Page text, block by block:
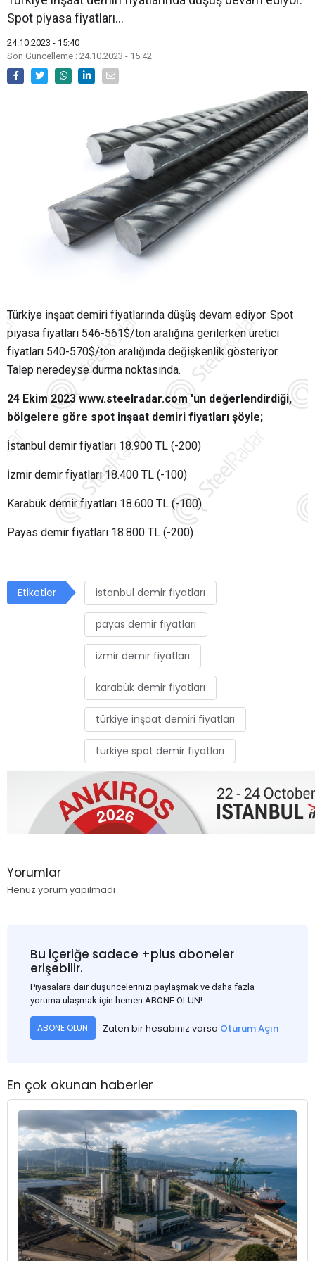
Spot piyasa fiyatları...
24.10.2023 - 15:40
Son Güncelleme : 24.10.2023 - 15:42
Türkiye inşaat demiri fiyatlarında düşüş devam ediyor. Spot
piyasa fiyatları 546-561$/ton aralığına gerilerken üretici
fiyatları 540-570$/ton aralığında değişkenlik gösteriyor.
Talep neredeyse durma noktasında.
24 Ekim 2023 www.steelradar.com 'un değerlendirdiği,
bölgelere göre spot inşaat demiri fiyatları şöyle;
İstanbul demir fiyatları 18.900 TL (-200)
İzmir demir fiyatları 18.400 TL (-100)
Karabük demir fiyatları 18.600 TL (-100)
Payas demir fiyatları 18.800 TL (-200)
Etiketler istanbul demir fiyatları
payas demir fiyatları
izmir demir fiyatları
karabük demir fiyatları
türkiye inşaat demiri fiyatları
türkiye spot demir fiyatları
Yorumlar
Henüz yorum yapılmadı
Bu içeriğe sadece +plus aboneler
erişebilir.
Piyasalara dair düşüncelerinizi paylaşmak ve daha fazla
yoruma ulaşmak için hemen ABONE OLUN!
ABONE OLUN Zaten bir hesabınız varsa Oturum Açın
En çok okunan haberler